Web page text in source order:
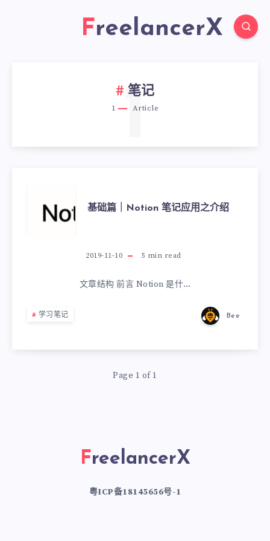
FreelancerX
笔记
1 Article
1
基础篇｜Notion 笔记应用之介绍
2019-11-10 5 min read
文章结构 前言 Notion 是什…
学习笔记 Bee
Page 1 of 1
FreelancerX
粤ICP备18145656号-1